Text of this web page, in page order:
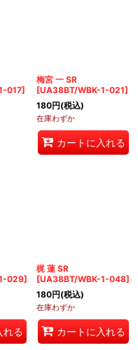
017]
梅宮 一 SR
[UA38BT/WBK-1-021]
180円(税込)
在庫わずか
カートに入れる
029]
れる
梶 蓮 SR
[UA38BT/WBK-1-048]
180円(税込)
在庫わずか
カートに入れる